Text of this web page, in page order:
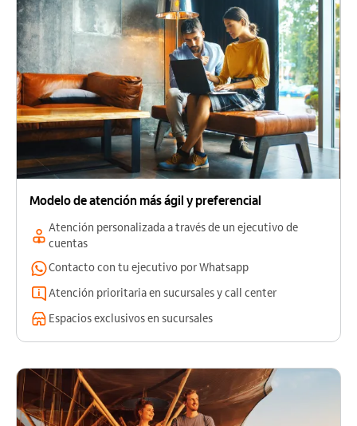
Modelo de atención más ágil y preferencial
Atención personalizada a través de un ejecutivo de
cuentas
Contacto con tu ejecutivo por Whatsapp
Atención prioritaria en sucursales y call center
Espacios exclusivos en sucursales